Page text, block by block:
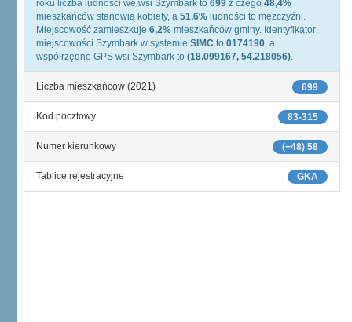
roku liczba ludności we wsi Szymbark to 699 z czego 48,4%
mieszkańców stanowią kobiety, a 51,6% ludności to mężczyźni.
Miejscowość zamieszkuje 6,2% mieszkańców gminy. Identyfikator
miejscowości Szymbark w systemie SIMC to 0174190, a
współrzędne GPS wsi Szymbark to (18.099167, 54.218056).
699
Liczba mieszkańców (2021)
83-315
Kod pocztowy
(+48) 58
Numer kierunkowy
GKA
Tablice rejestracyjne